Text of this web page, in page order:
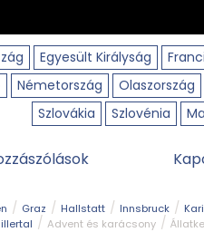
Egyesült Királyság
Németország Olaszország
Szlovákia
Szlovénia
Graz Hallstatt Innsbruck
Advent és karácsony